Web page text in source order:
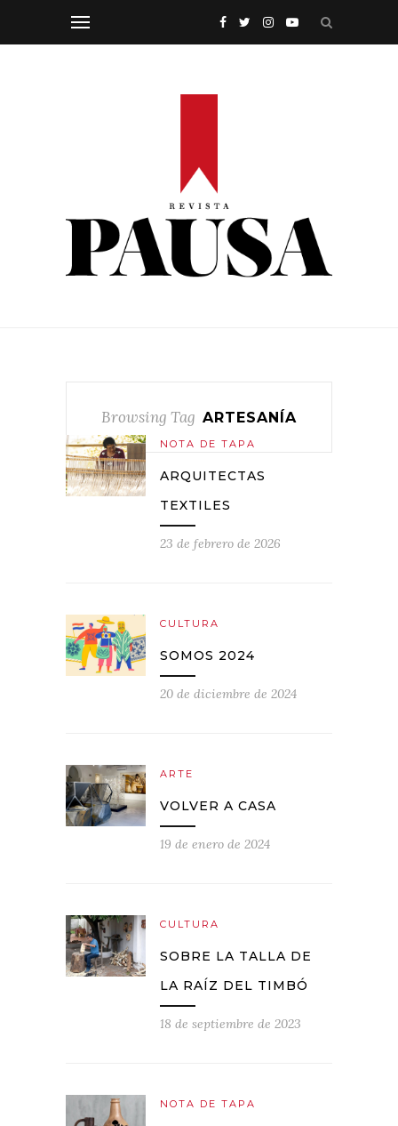
Browsing Tag ARTESANÍA
NOTA DE TAPA
ARQUITECTAS
TEXTILES
23 de febrero de 2026
CULTURA
SOMOS 2024
20 de diciembre de 2024
ARTE
VOLVER A CASA
19 de enero de 2024
CULTURA
SOBRE LA TALLA DE
LA RAÍZ DEL TIMBÓ
18 de septiembre de 2023
NOTA DE TAPA